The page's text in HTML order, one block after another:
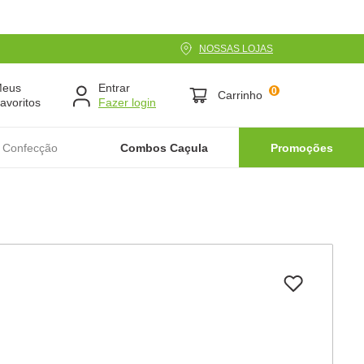
NOSSAS LOJAS
Entrar
Carrinho 0
Combos Caçula Promoções